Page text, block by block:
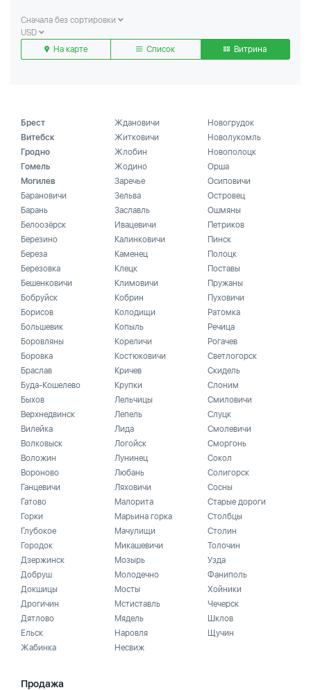
Сначала без сортировки
USD
На карте
Список Витрина
Брест
Витебск
Гродно
Гомель
Могилев
Барановичи
Барань
Белоозёрск
Березино
Береза
Березовка
Бешенковичи
Бобруйск
Борисов
Большевик
Боровляны
Боровка
Браслав
Буда-Кошелево
Быхов
Верхнедвинск
Вилейка
Волковыск
Воложин
Вороново
Ганцевичи
Гатово
Горки
Глубокое
Городок
Дзержинск
Добруш
Докшицы
Дрогичин
Дятлово
Ельск
Жабинка
Ждановичи
Житковичи
Жлобин
Жодино
Заречье
Зельва
Заславль
Ивацевичи
Калинковичи
Каменец
Клецк
Климовичи
Кобрин
Колодищи
Копыль
Кореличи
Костюковичи
Кричев
Крупки
Лельчицы
Лепель
Лида
Логойск
Лунинец
Любань
Ляховичи
Малорита
Марьина горка
Мачулищи
Микашевичи
Мозырь
Молодечно
Мосты
Мстиставль
Мядель
Наровля
Несвиж
Новогрудок
Новолукомль
Новополоцк
Орша
Осиповичи
Островец
Ошмяны
Петриков
Пинск
Полоцк
Поставы
Пружаны
Пуховичи
Ратомка
Речица
Рогачев
Светлогорск
Скидель
Слоним
Смиловичи
Слуцк
Смолевичи
Сморгонь
Сокол
Солигорск
Сосны
Старые дороги
Столбцы
Столин
Толочин
Узда
Фаниполь
Хойники
Чечерск
Шклов
Щучин
Продажа